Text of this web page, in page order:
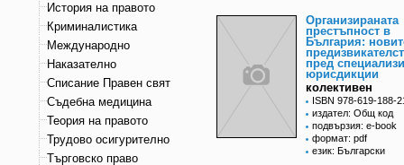
История на правото
Криминалистика
Международно
Наказателно
Списание Правен свят
Съдебна медицина
Теория на правото
Трудово осигурително
Търговско право
Организираната
престъпност в
България:
пред
юрисдикции
колективен
ISBN 978-619-188-
издател: Общ код
подвързия: e-book
формат: pdf
език: Български